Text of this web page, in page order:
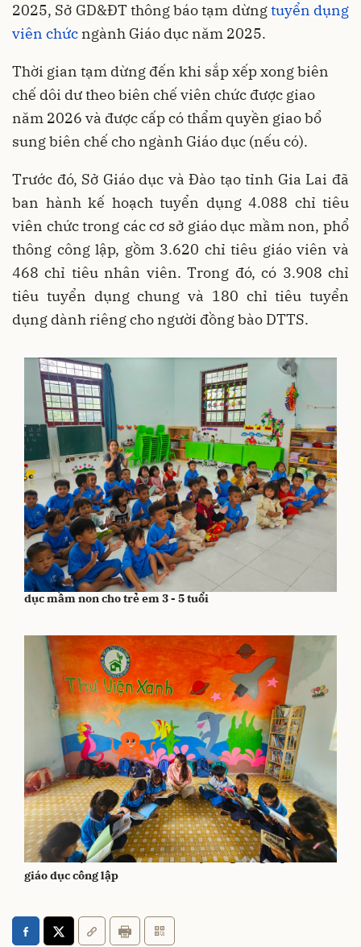
2025, Sở GD&ĐT thông báo tạm dừngtuyển dụng
viên chức ngành Giáo dục năm 2025.
Thời gian tạm dừng đến khi sắp xếp xong biên
chế dôi dư theo biên chế viên chức được giao
năm 2026 và được cấp có thẩm quyền giao bổ
sung biên chế cho ngành Giáo dục (nếu có).
Trước đó, Sở Giáo dục và Đào tạo tỉnh Gia Lai đã
ban hành kế hoạch tuyển dụng 4.088 chỉ tiêu
viên chức trong các cơ sở giáo dục mầm non, phổ
thông công lập, gồm 3.620 chỉ tiêu giáo viên và
468 chỉ tiêu nhân viên. Trong đó, có 3.908 chỉ
tiêu tuyển dụng chung và 180 chỉ tiêu tuyển
dụng dành riêng cho người đồng bào DTTS.
Gia Lai: Phấn đấu đến năm 2030 hoàn thành phổ cập giáo
dục mầm non cho trẻ em 3 - 5 tuổi
Gia Lai: Dự kiến chi hơn 14.300 tỷ đồng nâng cấp các cơ sở
giáo dục công lập